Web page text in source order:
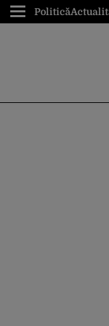
Politică